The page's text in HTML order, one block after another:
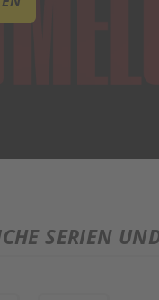
SERIEN